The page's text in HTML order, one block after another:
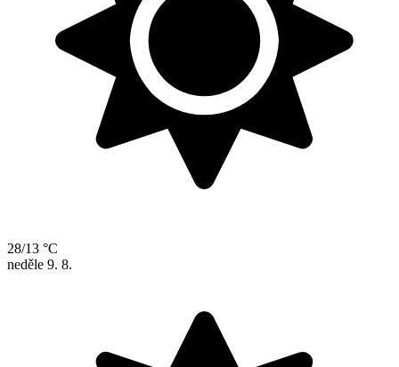
28/13 °C
neděle 9. 8.